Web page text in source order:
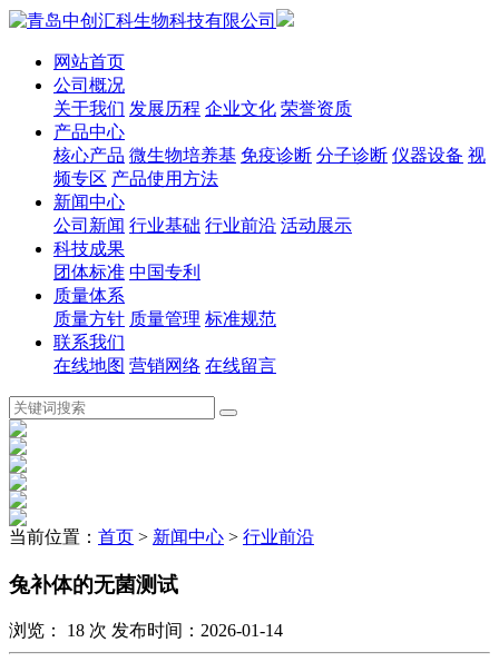
网站首页
公司概况
关于我们 发展历程 企业文化 荣誉资质
产品中心
核心产品 微生物培养基 免疫诊断 分子诊断 仪器设备 视
频专区 产品使用方法
新闻中心
公司新闻 行业基础 行业前沿 活动展示
科技成果
团体标准 中国专利
质量体系
质量方针 质量管理 标准规范
联系我们
在线地图 营销网络 在线留言
当前位置： 首页 > 新闻中心 > 行业前沿
兔补体的无菌测试
浏览： 18 次 发布时间：2026-01-14